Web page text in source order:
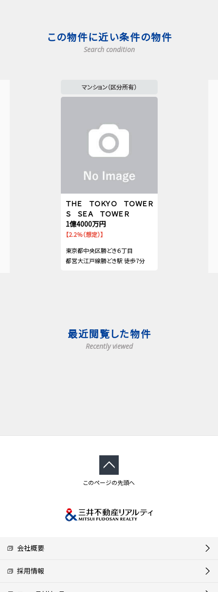
この物件に近い条件の物件
Search condition
マンション（区分所有）
ＴＨＥ ＴＯＫＹＯ ＴＯＷＥＲ
Ｓ ＳＥＡ ＴＯＷＥＲ
1億4000万円
【2.2％（想定）】
東京都中央区勝どき６丁目
都営大江戸線勝どき駅 徒歩7分
最近閲覧した物件
Recently viewed
このページの先頭へ
会社概要
採用情報